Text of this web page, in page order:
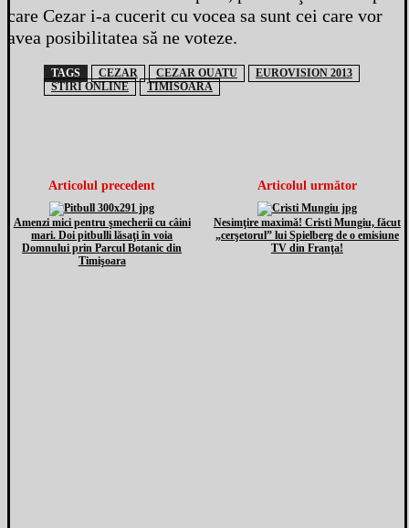
care Cezar i-a cucerit cu vocea sa sunt cei care vor
avea posibilitatea să ne voteze.
TAGS CEZAR CEZAR OUATU
EUROVISION 2013
STIRI ONLINE
TIMISOARA
Articolul precedent
Amenzi mici pentru şmecherii cu câini
mari. Doi pitbulli lăsaţi în voia
Domnului prin Parcul Botanic din
Timişoara
Articolul următor
Nesimţire maximă! Cristi Mungiu, făcut
„cerşetorul” lui Spielberg de o emisiune
TV din Franţa!